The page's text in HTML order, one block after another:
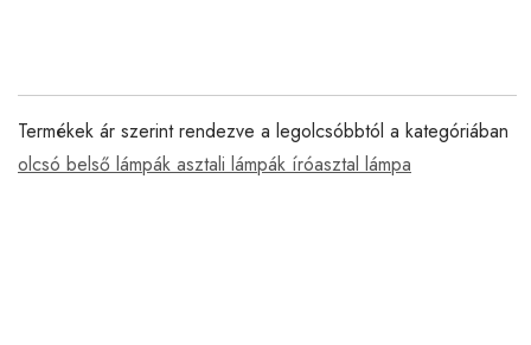
Termékek ár szerint rendezve a legolcsóbbtól a kategóriában
olcsó belső lámpák asztali lámpák íróasztal lámpa